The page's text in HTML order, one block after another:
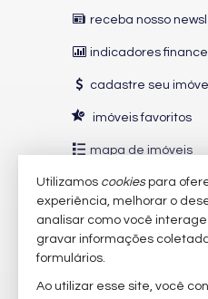
receba nosso
indicadores
cadastre seu imóvel
imóveis favoritos
mapa de imóveis
INDICADORES
CUB / SC
R$
Poupança
Euro
Utilizamos cookiespara
experiência, melhorar o
analisar como você
gravar informações
formulários.
Ao utilizar esse site, você